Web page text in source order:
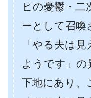
ヒの憂鬱・二
ーとして召喚
「やる夫は
ようです」の
下地にあり、